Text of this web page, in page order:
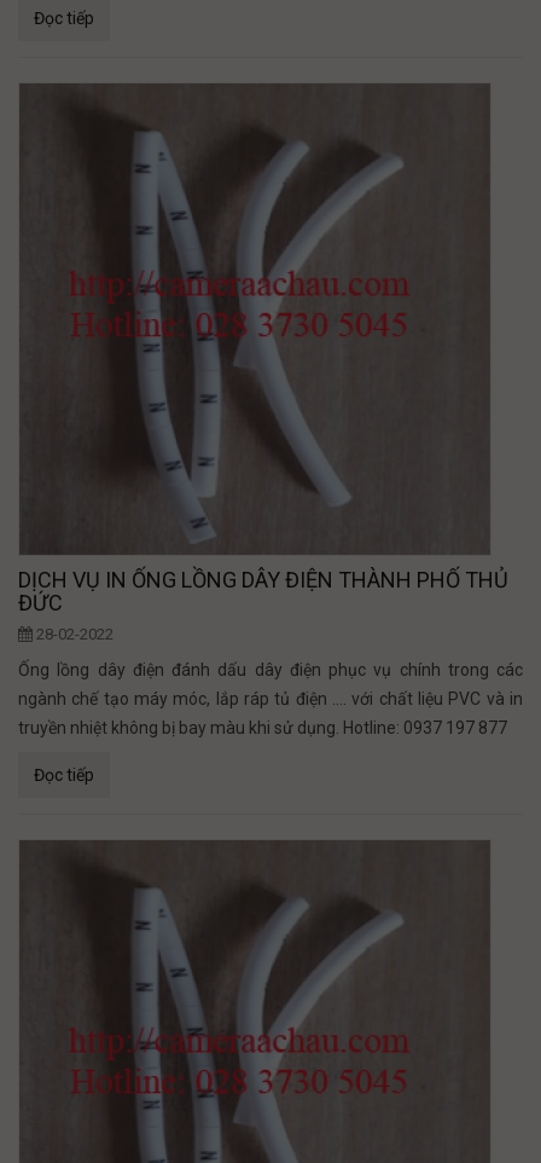
Đọc tiếp
DỊCH VỤ IN ỐNG LỒNG DÂY ĐIỆN THÀNH PHỐ THỦ
ĐỨC
28-02-2022
Ống lồng dây điện đánh dấu dây điện phục vụ chính trong các
ngành chế tạo máy móc, lắp ráp tủ điện .... với chất liệu PVC và in
truyền nhiệt không bị bay màu khi sử dụng. Hotline: 0937 197 877
Đọc tiếp